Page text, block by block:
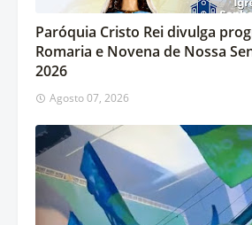
Paróquia Cristo Rei divulga
Romaria e Novena de Nossa
2026
Agosto 07, 2026